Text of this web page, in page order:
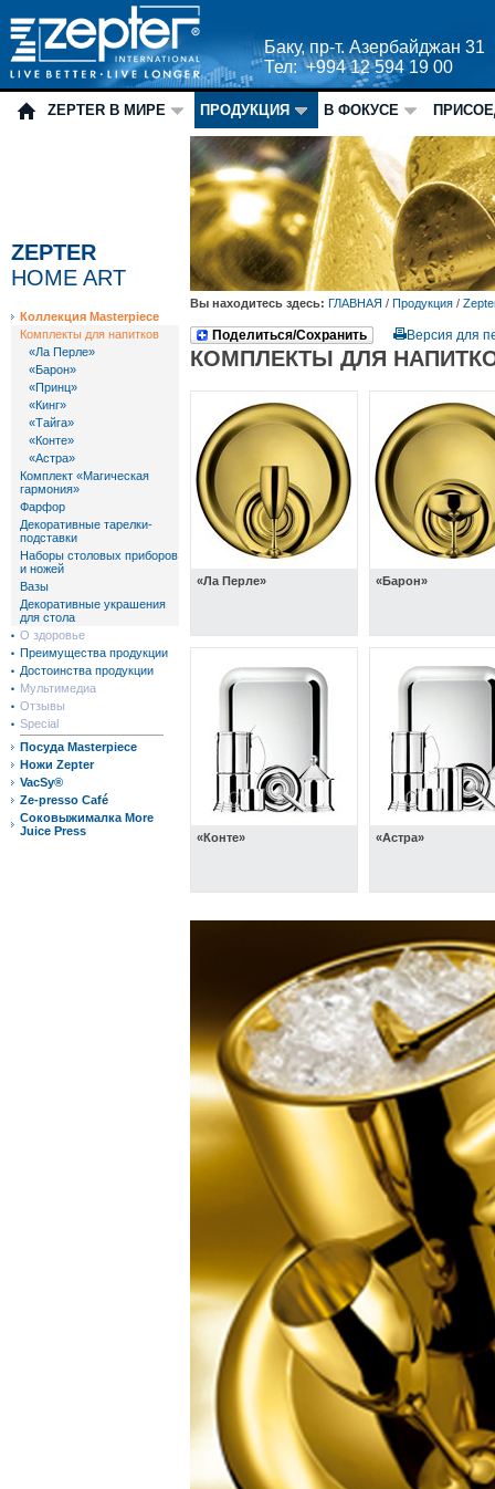
Баку, пр-т. Азербайджан 31
Тел: +994 12 594 19 00
ZEPTER В МИРЕ ПРОДУКЦИЯ В ФОКУСЕ
ZEPTER
HOME ART
Коллекция Masterpiece
Комплекты для напитков
«Ла Перле»
«Барон»
«Принц»
«Кинг»
«Тайга»
«Конте»
«Астра»
Комплект «Магическая
гармония»
Фарфор
Декоративные тарелки-
подставки
Наборы столовых приборов
и ножей
Вазы
Декоративные украшения
для стола
О здоровье
Преимущества продукции
Достоинства продукции
Мультимедиа
Отзывы
Special
Посуда Masterpiece
Ножи Zepter
VacSy®
Ze-presso Café
Соковыжималка More
Juice Press
Вы находитесь здесь: ГЛАВНАЯ / Продукция /
Поделиться/Сохранить Версия для
КОМПЛЕКТЫ ДЛЯ
«Ла Перле» «Барон»
«Конте» «Астра»